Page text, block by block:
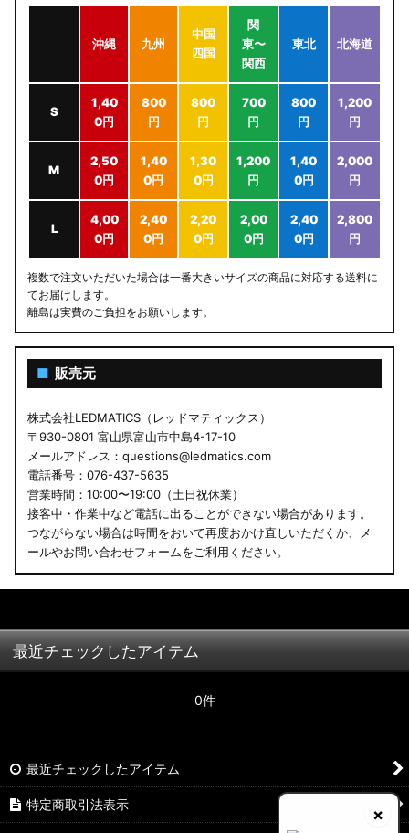
沖縄 九州
中国
四国
関
東〜
関西
東北 北海道
S
1,40
0円
800
円
800
円
700
円
800
円
1,200
円
M
2,50
0円
1,40
0円
1,30
0円
1,200
円
1,40
0円
2,000
円
L
4,00
0円
2,40
0円
2,20
0円
2,00
0円
2,40
0円
2,800
円
複数で注文いただいた場合は一番大きいサイズの商品に対応する送料に
てお届けします。
離島は実費のご負担をお願いします。
■ 販売元
株式会社LEDMATICS（レッドマティックス）
〒930-0801 富山県富山市中島4-17-10
メールアドレス：questions@ledmatics.com
電話番号：076-437-5635
営業時間：10:00〜19:00（土日祝休業）
接客中・作業中など電話に出ることができない場合があります。
つながらない場合は時間をおいて再度おかけ直しいただくか、メ
ールやお問い合わせフォームをご利用ください。
×
最近チェックしたアイテム
0件
最近チェックしたアイテム
特定商取引法表示